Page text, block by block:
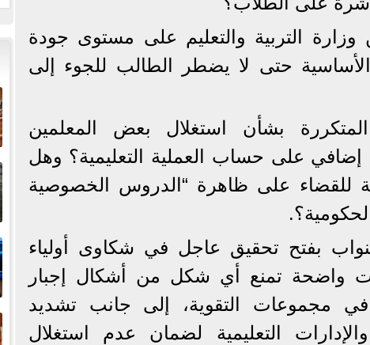
وزارة التربية والتعليم على مستوى جودة
حتى لا يضطر الطالب للجوء إلى
بشأن استغلال بعض المعلمين
على حساب العملية التعليمية؟ وهل
للقضاء على ظاهرة “الدروس الخصوصية
بفتح تحقيق عاجل في شكاوى أولياء
واضحة تمنع أي شكل من أشكال إجبار
مجموعات التقوية، إلى جانب تشديد
التعليمية لضمان عدم استغلال